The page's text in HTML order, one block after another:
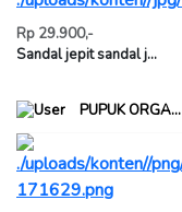
Rp 29.900,-
Sandal jepit sandal j...
PUPUK ORGA...